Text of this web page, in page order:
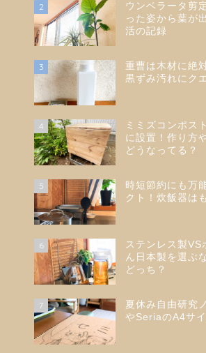
2
ウンベラータ剪
った姿から葉が
活の記録
3
重曹は木材に絶
黒ずみ汚れにク
4
ミミズコンポス
に設置！作り方
どうなってる？
5
時短節約にも万
クト！炊飯器は
6
ステンレス製VS
ん日本製を選ぶ
どっち？
7
夏休み自由研究
やSeriaのA4サ